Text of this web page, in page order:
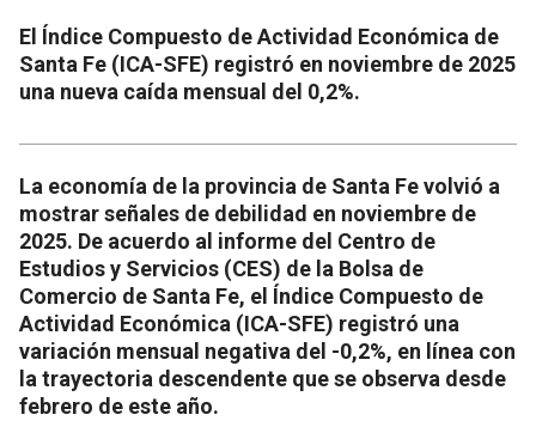
El Índice Compuesto de Actividad Económica de
Santa Fe (ICA-SFE) registró en noviembre de 2025
una nueva caída mensual del 0,2%.
La economía de la provincia de Santa Fe volvió a
mostrar señales de debilidad en noviembre de
2025. De acuerdo al informe del Centro de
Estudios y Servicios (CES) de la Bolsa de
Comercio de Santa Fe, el Índice Compuesto de
Actividad Económica (ICA-SFE) registró una
variación mensual negativa del -0,2%, en línea con
la trayectoria descendente que se observa desde
febrero de este año.